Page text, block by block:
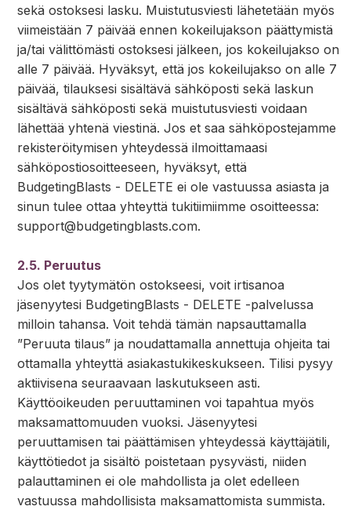
sekä ostoksesi lasku. Muistutusviesti lähetetään myös
viimeistään 7 päivää ennen kokeilujakson päättymistä
ja/tai välittömästi ostoksesi jälkeen, jos kokeilujakso on
alle 7 päivää. Hyväksyt, että jos kokeilujakso on alle 7
päivää, tilauksesi sisältävä sähköposti sekä laskun
sisältävä sähköposti sekä muistutusviesti voidaan
lähettää yhtenä viestinä. Jos et saa sähköpostejamme
rekisteröitymisen yhteydessä ilmoittamaasi
sähköpostiosoitteeseen, hyväksyt, että
BudgetingBlasts - DELETE ei ole vastuussa asiasta ja
sinun tulee ottaa yhteyttä tukitiimiimme osoitteessa:
support@budgetingblasts.com.
2.5. Peruutus
Jos olet tyytymätön ostokseesi, voit irtisanoa
jäsenyytesi BudgetingBlasts - DELETE -palvelussa
milloin tahansa. Voit tehdä tämän napsauttamalla
”Peruuta tilaus” ja noudattamalla annettuja ohjeita tai
ottamalla yhteyttä asiakastukikeskukseen. Tilisi pysyy
aktiivisena seuraavaan laskutukseen asti.
Käyttöoikeuden peruuttaminen voi tapahtua myös
maksamattomuuden vuoksi. Jäsenyytesi
peruuttamisen tai päättämisen yhteydessä käyttäjätili,
käyttötiedot ja sisältö poistetaan pysyvästi, niiden
palauttaminen ei ole mahdollista ja olet edelleen
vastuussa mahdollisista maksamattomista summista.